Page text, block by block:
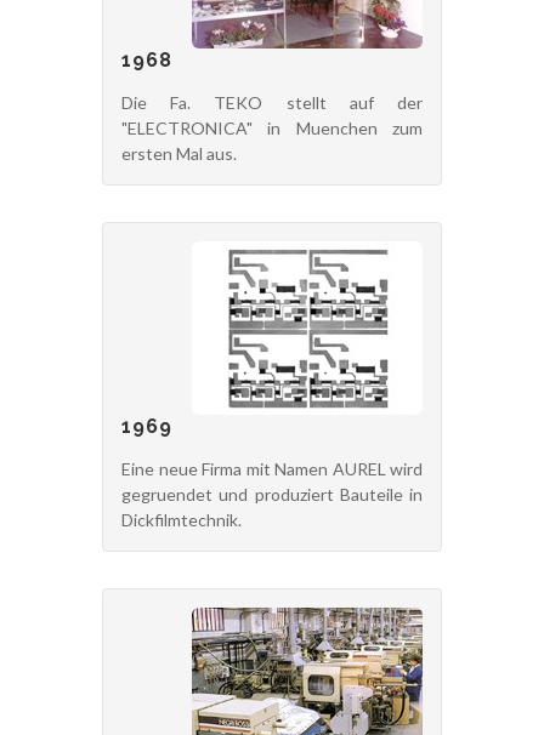
1968
Die Fa. TEKO stellt auf der
"ELECTRONICA" in Muenchen zum
ersten Mal aus.
1969
Eine neue Firma mit Namen AUREL wird
gegruendet und produziert Bauteile in
Dickfilmtechnik.